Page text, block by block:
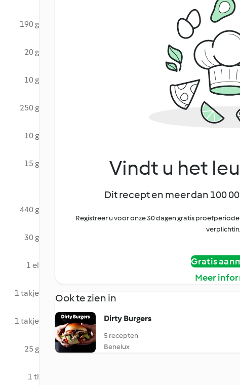
190 g
20 g
10 g
250 g
10 g
15 g
440 g
30 g
1 el
1 takje
1 takje
25 g
1 tl
Vindt u het
Dit recept en meer dan 100
Registreer u voor onze 30 dagen gratis
Gratis
Meer
Ook te zien in
Dirty Burgers
5 recepten
Benelux